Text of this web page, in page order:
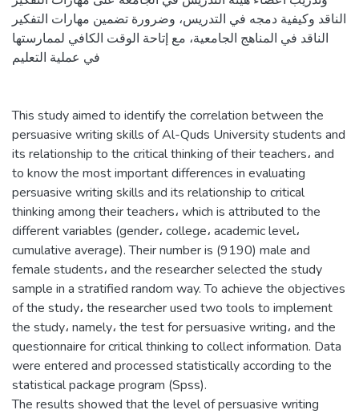
الناقد وكيفية دمجه في التدريس، وضرورة تضمين مهارات التفكير
الناقد في المناهج الجامعية، مع إتاحة الوقت الكافي لممارستها
في عملية التعليم
This study aimed to identify the correlation between the
persuasive writing skills of Al-Quds University students and
its relationship to the critical thinking of their teachers، and
to know the most important differences in evaluating
persuasive writing skills and its relationship to critical
thinking among their teachers، which is attributed to the
different variables (gender، college، academic level،
cumulative average). Their number is (9190) male and
female students، and the researcher selected the study
sample in a stratified random way. To achieve the objectives
of the study، the researcher used two tools to implement
the study، namely، the test for persuasive writing، and the
questionnaire for critical thinking to collect information. Data
were entered and processed statistically according to the
statistical package program (Spss).
The results showed that the level of persuasive writing